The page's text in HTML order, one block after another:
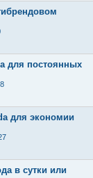
для постоянных
для экономии
в сутки или